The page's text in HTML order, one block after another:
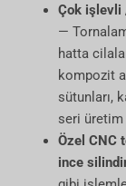
Çok işlevli
—
hatta
kompozit
sütunları,
seri üretim
Özel CNC
ince